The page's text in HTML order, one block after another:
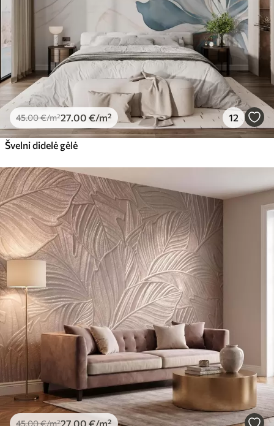
45.00€/m²27 .00 €/m² 12
Švelni didelė gėlė
45.00€/m²27 .00 €/m²